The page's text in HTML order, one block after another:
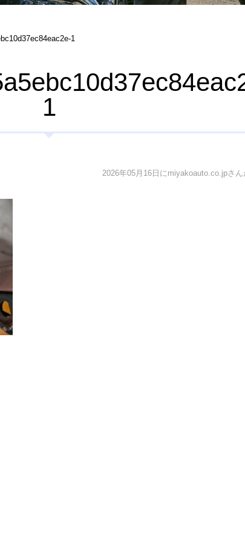
1
1
2026年05月16日にmiyakoauto.co.jpさ